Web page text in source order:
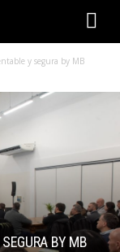
y segura by MB
BY MB